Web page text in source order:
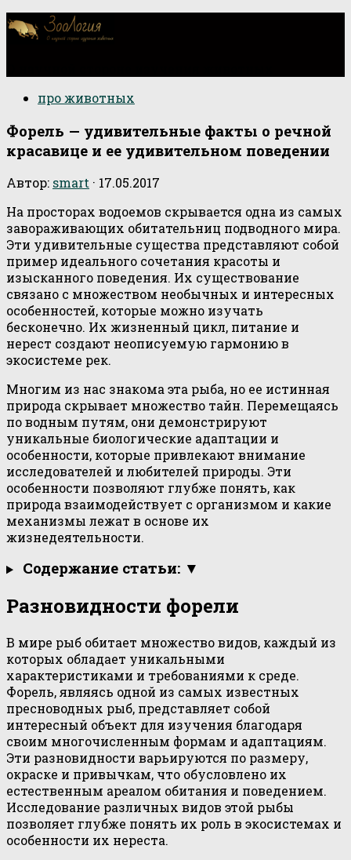
про животных
Форель — удивительные факты о речной
красавице и ее удивительном поведении
Автор: smart · 17.05.2017
На просторах водоемов скрывается одна из самых
завораживающих обитательниц подводного мира.
Эти удивительные существа представляют собой
пример идеального сочетания красоты и
изысканного поведения. Их существование
связано с множеством необычных и интересных
особенностей, которые можно изучать
бесконечно. Их жизненный цикл, питание и
нерест создают неописуемую гармонию в
экосистеме рек.
Многим из нас знакома эта рыба, но ее истинная
природа скрывает множество тайн. Перемещаясь
по водным путям, они демонстрируют
уникальные биологические адаптации и
особенности, которые привлекают внимание
исследователей и любителей природы. Эти
особенности позволяют глубже понять, как
природа взаимодействует с организмом и какие
механизмы лежат в основе их
жизнедеятельности.
Содержание статьи: ▼
Разновидности форели
В мире рыб обитает множество видов, каждый из
которых обладает уникальными
характеристиками и требованиями к среде.
Форель, являясь одной из самых известных
пресноводных рыб, представляет собой
интересный объект для изучения благодаря
своим многочисленным формам и адаптациям.
Эти разновидности варьируются по размеру,
окраске и привычкам, что обусловлено их
естественным ареалом обитания и поведением.
Исследование различных видов этой рыбы
позволяет глубже понять их роль в экосистемах и
особенности их нереста.